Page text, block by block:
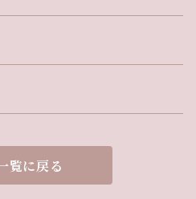
覧に戻る